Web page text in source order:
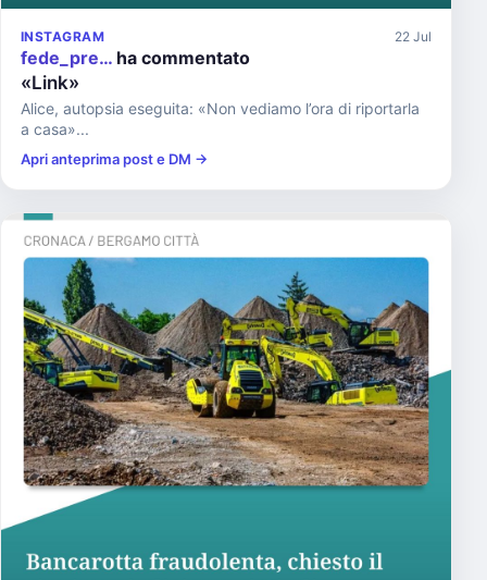
INSTAGRAM 22 Jul
fede_pre… ha commentato
«Link»
Alice, autopsia eseguita: «Non vediamo l’ora di riportarla
a casa»...
Apri anteprima post e DM →